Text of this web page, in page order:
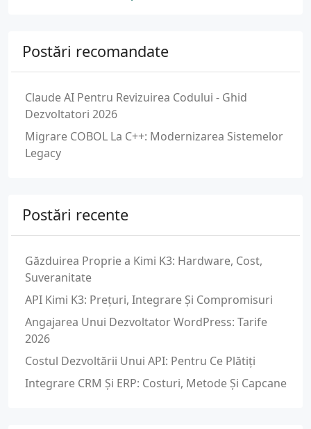
Postări recomandate
Claude AI Pentru Revizuirea Codului - Ghid
Dezvoltatori 2026
Migrare COBOL La C++: Modernizarea Sistemelor
Legacy
Postări recente
Găzduirea Proprie a Kimi K3: Hardware, Cost,
Suveranitate
API Kimi K3: Prețuri, Integrare Și Compromisuri
Angajarea Unui Dezvoltator WordPress: Tarife
2026
Costul Dezvoltării Unui API: Pentru Ce Plătiți
Integrare CRM Și ERP: Costuri, Metode Și Capcane